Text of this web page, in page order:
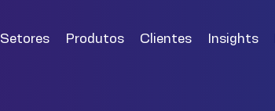
Setores
Produtos Clientes Insights